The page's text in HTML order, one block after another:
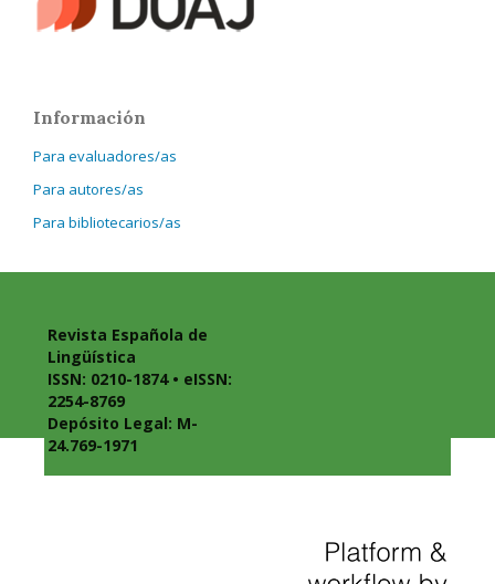
Información
Para evaluadores/as
Para autores/as
Para bibliotecarios/as
Revista Española de
Lingüística
ISSN: 0210-1874 • eISSN:
2254-8769
Depósito Legal: M-
24.769-1971